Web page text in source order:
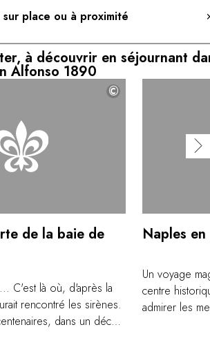
place ou à proximité
à découvrir en séjournant
Alfonso 1890
©
de la baie de
C'est là où, d'après la
rencontré les sirènes.
dans un décor
Naples en
Un voyage
centre
admirer les